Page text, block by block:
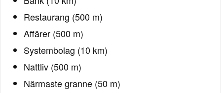
Restaurang (500 m)
Affärer (500 m)
Systembolag (10 km)
Nattliv (500 m)
Närmaste granne (50 m)